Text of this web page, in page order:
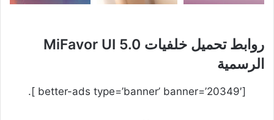
روابط تحميل خلفيات MiFavor UI 5.0
الرسمية
[better-ads type=’banner’ banner=’20349′ ].